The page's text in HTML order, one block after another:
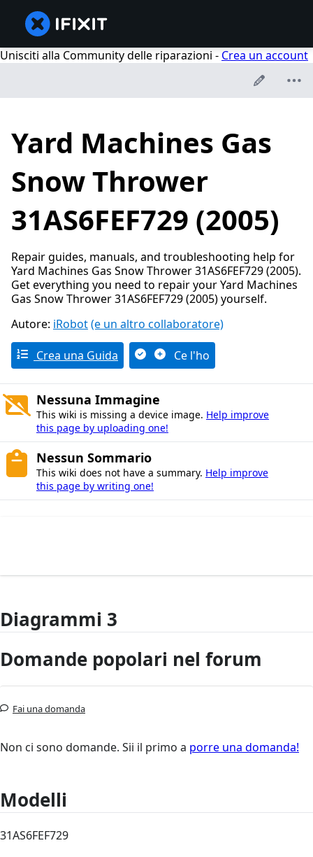
Unisciti alla Community delle riparazioni - Crea un account
Yard Machines Gas
Snow Thrower
31AS6FEF729 (2005)
Repair guides, manuals, and troubleshooting help for
Yard Machines Gas Snow Thrower 31AS6FEF729 (2005).
Get everything you need to repair your Yard Machines
Gas Snow Thrower 31AS6FEF729 (2005) yourself.
Autore: iRobot(e un altro collaboratore)
Crea una Guida Ce l'ho
Nessuna Immagine
This wiki is missing a device image. Help improve
this page by uploading one!
Nessun Sommario
This wiki does not have a summary. Help improve
this page by writing one!
Diagrammi 3
Domande popolari nel forum
Fai una domanda
Non ci sono domande. Sii il primo a porre una domanda!
Modelli
31AS6FEF729